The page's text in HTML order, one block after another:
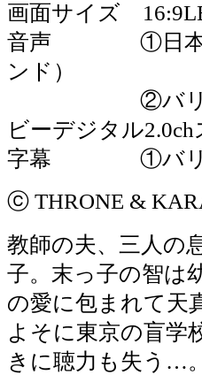
画面サイズ
音声 ①日本語（
ンド）
②バリアフリ
ビーデジタル2.0ch
字幕 ①バリア
ⓒ THRONE &
教師の夫、三人の
子。末っ子の智は
の愛に包まれて天
よそに東京の盲学
きに聴力も失う…